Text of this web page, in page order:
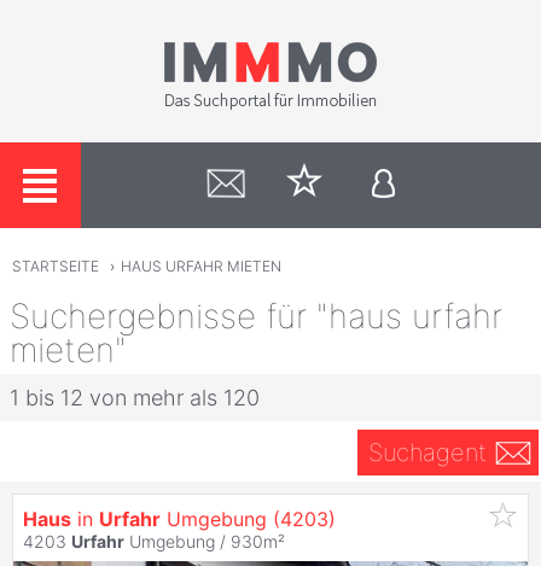
STARTSEITE › HAUS URFAHR MIETEN
Suchergebnisse für "haus urfahr
mieten"
1 bis 12 von mehr als 120
Suchagent
Haus in Urfahr Umgebung (4203)
4203 Urfahr Umgebung / 930m²